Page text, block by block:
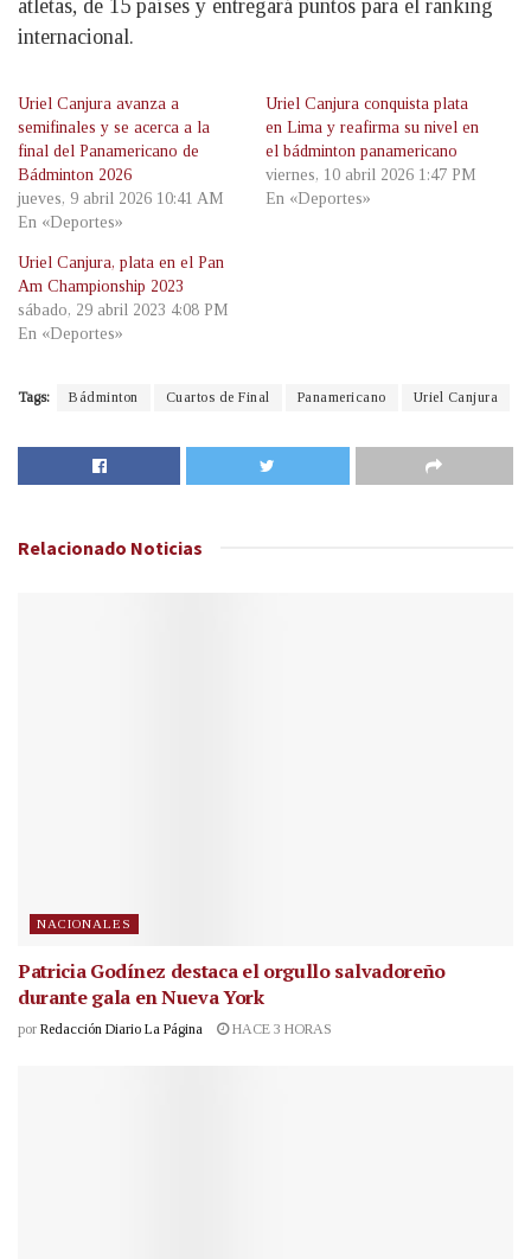
atletas, de 15 países y entregará puntos para el ranking
internacional.
Uriel Canjura avanza a
semifinales y se acerca a la
final del Panamericano de
Bádminton 2026
jueves, 9 abril 2026 10:41 AM
En «Deportes»
Uriel Canjura conquista plata
en Lima y reafirma su nivel en
el bádminton panamericano
viernes, 10 abril 2026 1:47 PM
En «Deportes»
Uriel Canjura, plata en el Pan
Am Championship 2023
sábado, 29 abril 2023 4:08 PM
En «Deportes»
Tags: Bádminton Cuartos de Final Panamericano Uriel Canjura
Relacionado Noticias
NACIONALES
Patricia Godínez destaca el orgullo salvadoreño
durante gala en Nueva York
por Redacción Diario La Página HACE 3 HORAS